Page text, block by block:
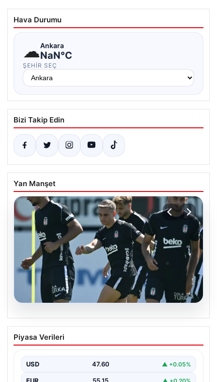
Hava Durumu
☁Ankara
NaN°C
ŞEHIR SEÇ
Bizi Takip Edin
Yan Manşet
05.08.2026
Beşiktaş Hradec Kralove Maçı
Öncesinde Leandro Trossard
Türk futbolunun köklü kulüplerinden Beşiktaş, UEFA
Piyasa Verileri
USD 47.60 ▲ +0.05%